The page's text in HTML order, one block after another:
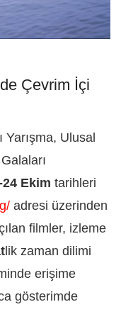
Çevrim İçi
Ulusal
24 Ekim tarihleri
adresi üzerinden
filmler, izleme
lik zaman dilimi
erişime
gösterimde